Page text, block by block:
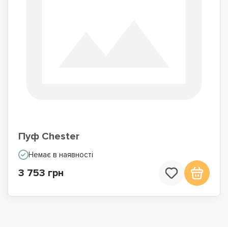
Пуф Chester
Немає в наявності
3 753 грн